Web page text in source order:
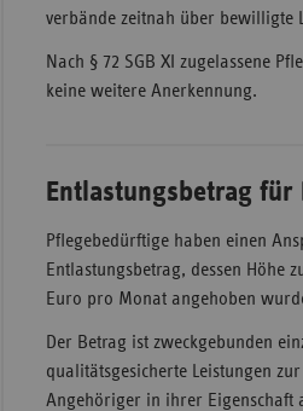
verbände zeitnah über bewilligte
Nach § 72 SGB XI zugelassene
keine weitere Anerkennung.
Entlastungsbetrag
Pflegebedürftige haben einen
Entlastungsbetrag, dessen Höhe
Euro pro Monat angehoben
Der Betrag ist zweckgebunden
qualitätsgesicherte Leistungen
Angehöriger in ihrer Eigenschaft